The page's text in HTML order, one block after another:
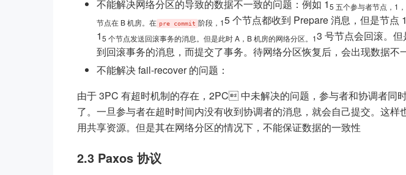
不能解决网络分区的导致的数据不一致的问题：例如 15 五个参与者节点，1
节点在 B 机房。在 pre commit 阶段，15 个节点都收到 Prepare 消息，但是节点
15 个节点发送回滚事务的消息。但是此时 A，B 机房的网络分区。13 号节点会回滚。
到回滚事务的消息，而提交了事务。待网络分区恢复后，会出现数据不
不能解决 fail-recover 的问题：
由于 3PC 有超时机制的存在，2PC 中未解决的问题，参与者和协调者同
了。一旦参与者在超时时间内没有收到协调者的消息，就会自己提交。这样
用共享资源。但是其在网络分区的情况下，不能保证数据的一致性
2.3 Paxos 协议